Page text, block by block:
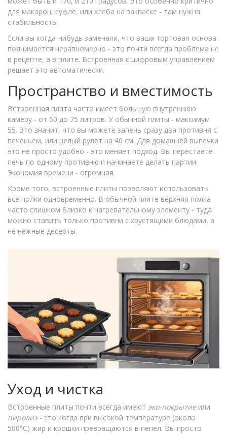
для макарон, суфле, или хлеба на закваске - там нужна
стабильность.
Если вы когда-нибудь замечали, что ваша тортовая основа
поднимается неравномерно - это почти всегда проблема не
в рецепте, а в плите. Встроенная с цифровым управлением
решает это автоматически.
Пространство и вместимость
Встроенная плита часто имеет большую внутреннюю
камеру - от 60 до 75 литров. У обычной плиты - максимум
55. Это значит, что вы можете запечь сразу два противня с
печеньем, или целый рулет на 40 см. Для домашней выпечки
это не просто удобно - это меняет подход. Вы перестаете
печь по одному противню и начинаете делать партии.
Экономия времени - огромная.
Кроме того, встроенные плиты позволяют использовать
все полки одновременно. В обычной плите верхняя полка
часто слишком близко к нагревательному элементу - туда
можно ставить только противни с хрустящими блюдами, а
не нежные десерты.
Уход и чистка
Встроенные плиты почти всегда имеют эко-покрытиеили
пиролиз- это когда при высокой температуре (около
500°C) жир и крошки превращаются в пепел. Вы просто